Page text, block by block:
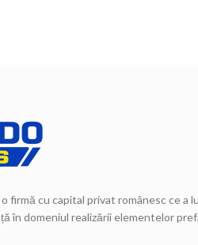
firmă cu capital privat românesc ce a
în domeniul realizării elementelor